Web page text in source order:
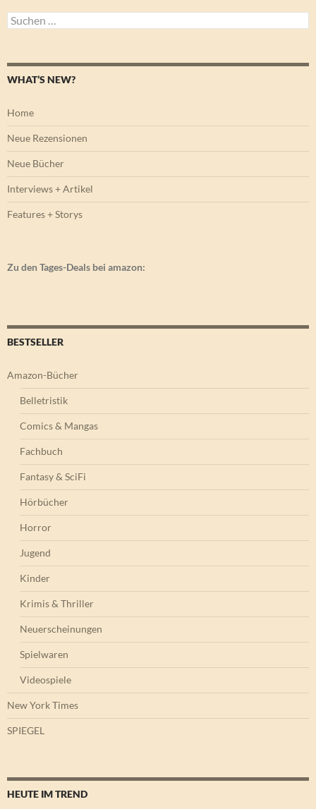
Suchen
nach:
WHAT’S NEW?
Home
Neue Rezensionen
Neue Bücher
Interviews + Artikel
Features + Storys
Zu den Tages-Deals bei amazon:
BESTSELLER
Amazon-Bücher
Belletristik
Comics & Mangas
Fachbuch
Fantasy & SciFi
Hörbücher
Horror
Jugend
Kinder
Krimis & Thriller
Neuerscheinungen
Spielwaren
Videospiele
New York Times
SPIEGEL
HEUTE IM TREND